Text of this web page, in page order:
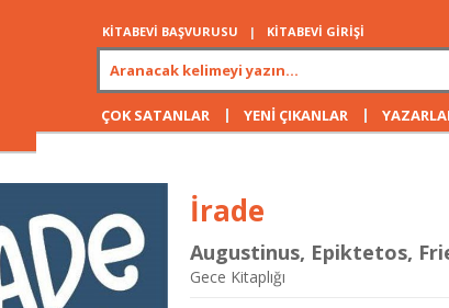
KİTABEVİ BAŞVURUSU | KİTABEVİ GİRİŞİ
ÇOK SATANLAR | YENİ ÇIKANLAR |
İrade
Augustinus, Epiktetos,
Gece Kitaplığı